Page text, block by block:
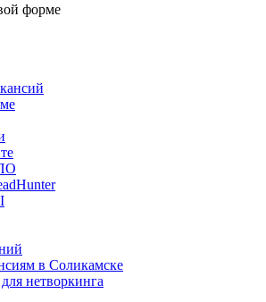
форме
в Соликамске
нетворкинга